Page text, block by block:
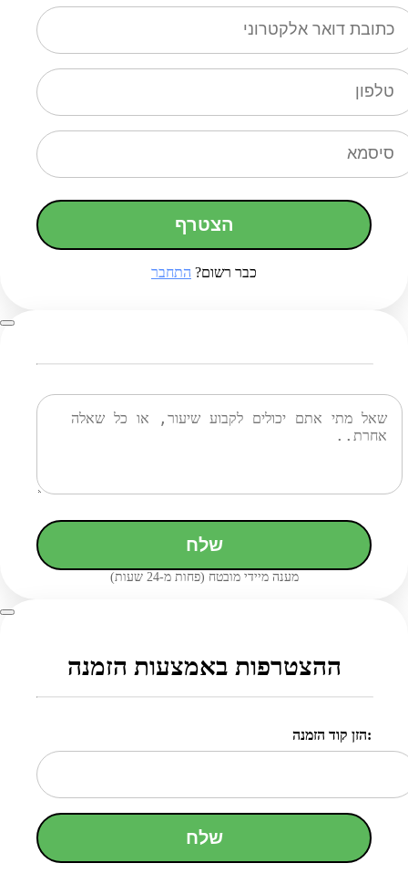
הצטרף
כבר רשום? התחבר
שלח
מענה מיידי מובטח (פחות מ-24 שעות)
ההצטרפות באמצעות הזמנה
הזן קוד הזמנה:
שלח